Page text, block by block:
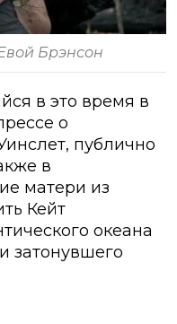
Брэнсон
в это время в
о
публично
в
матери из
Кейт
океана
затонувшего